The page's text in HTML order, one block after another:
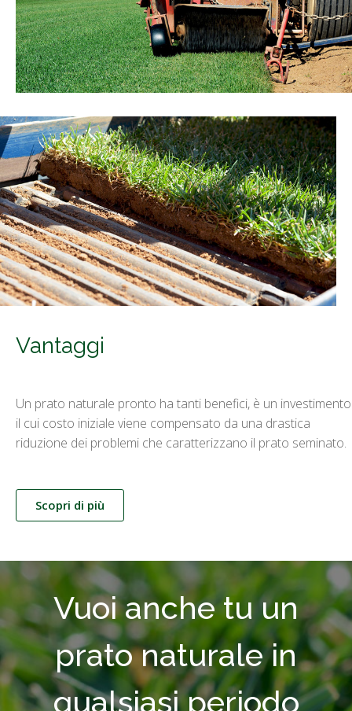
Vantaggi
Un prato naturale pronto ha tanti benefici, è un investimento
il cui costo iniziale viene compensato da una drastica
riduzione dei problemi che caratterizzano il prato seminato.
Scopri di più
Vuoi anche tu un
prato naturale in
qualsiasi periodo